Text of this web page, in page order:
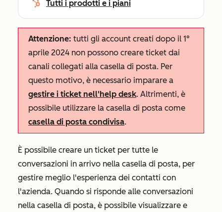
Tutti i prodotti e i piani
Attenzione: tutti gli account creati dopo il 1°
aprile 2024 non possono creare ticket dai
canali collegati alla casella di posta. Per
questo motivo, è necessario imparare a
gestire i ticket nell'help desk. Altrimenti, è
possibile utilizzare la casella di posta come
casella di posta condivisa.
È possibile creare un ticket per tutte le
conversazioni in arrivo nella casella di posta, per
gestire meglio l'esperienza dei contatti con
l'azienda. Quando si risponde alle conversazioni
nella casella di posta, è possibile visualizzare e